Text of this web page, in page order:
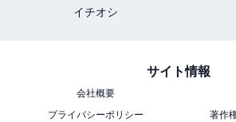
番組を進行していくようになります。
イチオシ
サイト情報
会社概要
プライバシーポリシー
著作